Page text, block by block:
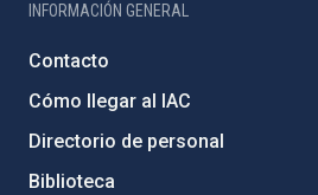
INFORMACIÓN GENERAL
Contacto
Cómo llegar al IAC
Directorio de personal
Biblioteca